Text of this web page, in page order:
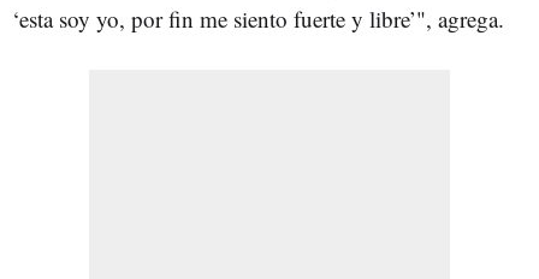
‘esta soy yo, por fin me siento fuerte y libre’", agrega.